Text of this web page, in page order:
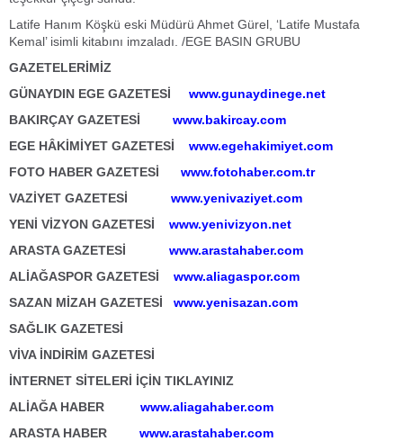
Latife Hanım Köşkü eski Müdürü Ahmet Gürel, ‘Latife Mustafa
Kemal’ isimli kitabını imzaladı. /EGE BASIN GRUBU
GAZETELERİMİZ
GÜNAYDIN EGE GAZETESİ
www.gunaydinege.net
BAKIRÇAY GAZETESİ www.bakircay.com
EGE HÂKİMİYET GAZETESİ
www.egehakimiyet.com
FOTO HABER GAZETESİ
www.fotohaber.com.tr
VAZİYET GAZETESİ www.yenivaziyet.com
YENİ VİZYON GAZETESİ
www.yenivizyon.net
ARASTA GAZETESİ www.arastahaber.com
ALİAĞASPOR GAZETESİ
www.aliagaspor.com
SAZAN MİZAH GAZETESİ
www.yenisazan.com
SAĞLIK GAZETESİ
VİVA İNDİRİM GAZETESİ
İNTERNET SİTELERİ İÇİN TIKLAYINIZ
ALİAĞA HABER www.aliagahaber.com
ARASTA HABER www.arastahaber.com